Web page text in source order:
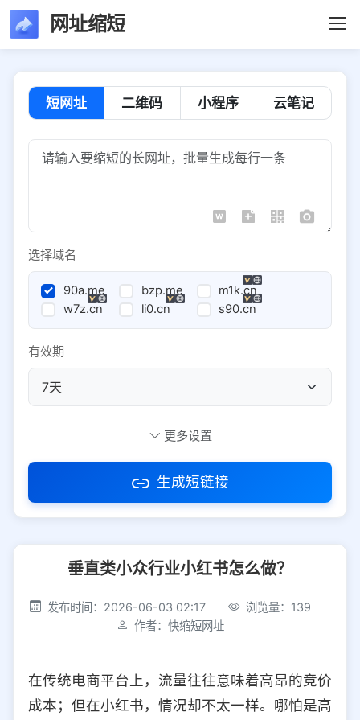
网址缩短
短网址 二维码 小程序 云笔记
选择域名
90a.me bzp.me
m1k.cn
w7z.cn
li0.cn s90.cn
有效期
访问密码
社交平台 电商平台
选择防红平台类型，避免链接被拦截
iOS Android PC 其他
更多设置
生成短链接
垂直类小众行业小红书怎么做？
发布时间：2026-06-03 02:17
浏览量：139
作者：快缩短网址
在传统电商平台上，流量往往意味着高昂的竞价
成本；但在小红书，情况却不太一样。哪怕是高